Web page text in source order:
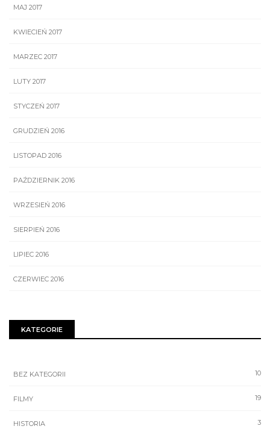
MAJ 2017
KWIECIEŃ 2017
MARZEC 2017
LUTY 2017
STYCZEŃ 2017
GRUDZIEŃ 2016
LISTOPAD 2016
PAŹDZIERNIK 2016
WRZESIEŃ 2016
SIERPIEŃ 2016
LIPIEC 2016
CZERWIEC 2016
KATEGORIE
10
BEZ KATEGORII
19
FILMY
3
HISTORIA